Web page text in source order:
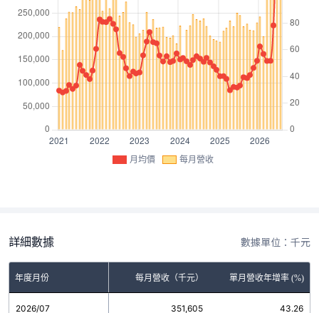
月均價 每月營收
詳細數據 數據單位：千元
年度月份 每月營收（千元） 單月營收年增率 (%)
2026/07 351,605 43.26